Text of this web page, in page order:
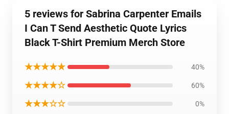
5 reviews for Sabrina Carpenter Emails
I Can T Send Aesthetic Quote Lyrics
Black T-Shirt Premium Merch Store
★★★★★ 40%
★★★★☆ 60%
★★★☆☆ 0%